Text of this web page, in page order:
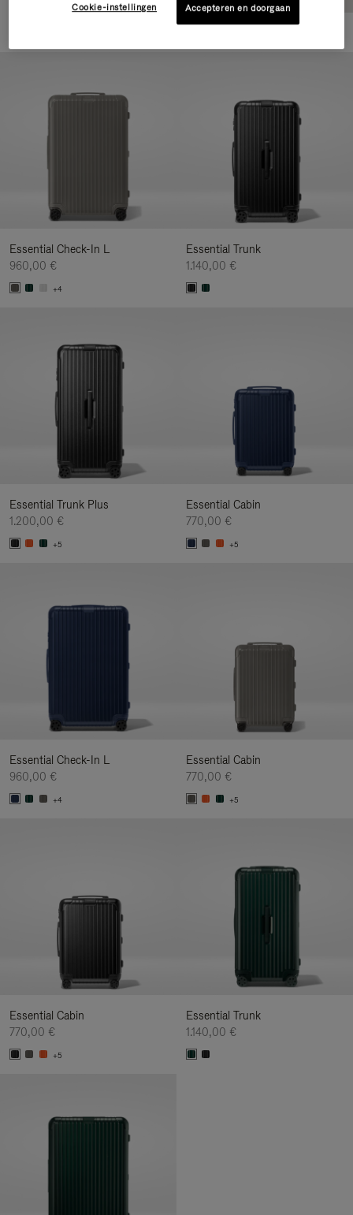
Essential Check-In L
960,00 €
+4
Essential Trunk
1.140,00 €
Essential Trunk Plus
1.200,00 €
+5
Essential Cabin
770,00 €
+5
Essential Check-In L
960,00 €
+4
Essential Cabin
770,00 €
+5
Essential Cabin
770,00 €
+5
Essential Trunk
1.140,00 €
Cookie-instellingen Accepteren en doorgaan